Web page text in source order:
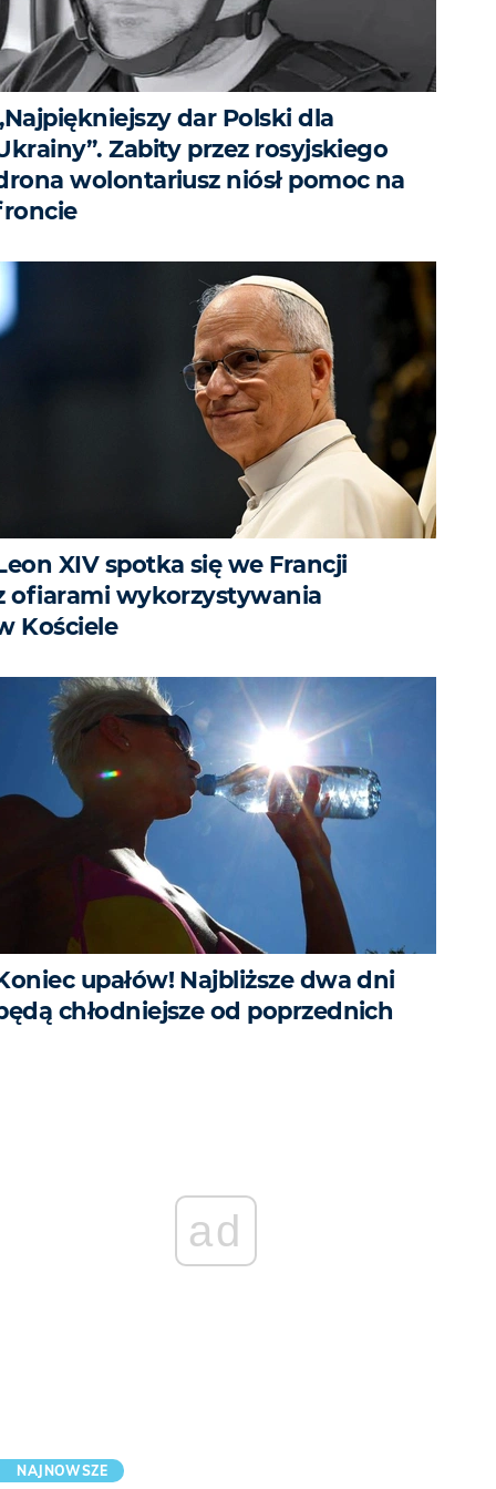
dar Polski dla
Zabity przez rosyjskiego
wolontariusz niósł pomoc na
XIV spotka się we Francji
ofiarami wykorzystywania
Kościele
upałów! Najbliższe dwa dni
chłodniejsze od poprzednich
ad
NAJNOWSZE